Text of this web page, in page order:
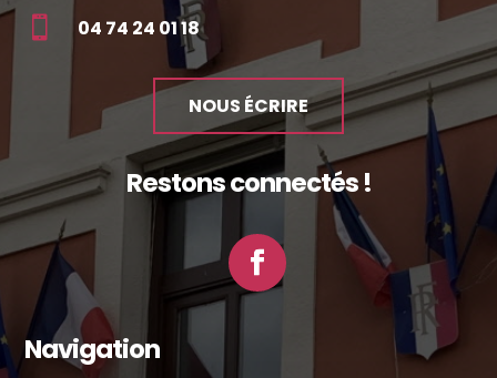
 04 74 24 01 18
NOUS ÉCRIRE
Restons connectés !
Facebook
Navigation